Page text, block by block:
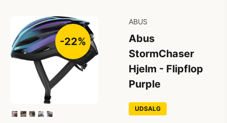
-22%
ABUS
Abus
StormChaser
Hjelm - Flipflop
Purple
UDSALG